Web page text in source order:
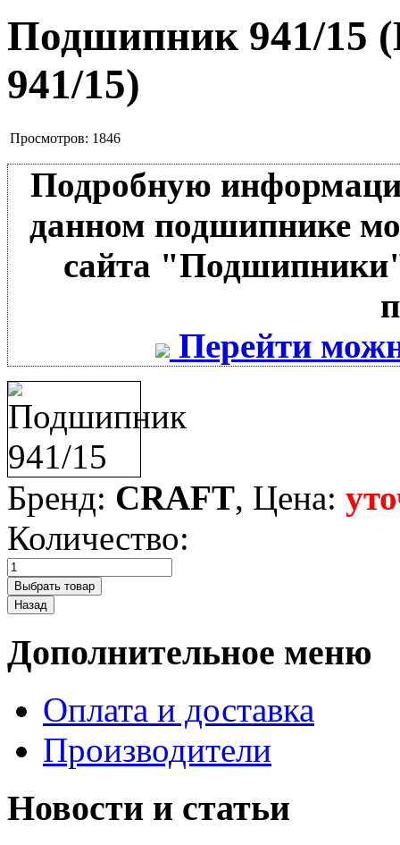
Подшипник 941/15
941/15)
Просмотров: 1846
Подробную
данном подшипнике
сайта
Перейти
Бренд: CRAFT, Цена:
Количество:
Дополнительное меню
Оплата и доставка
Производители
Новости и статьи